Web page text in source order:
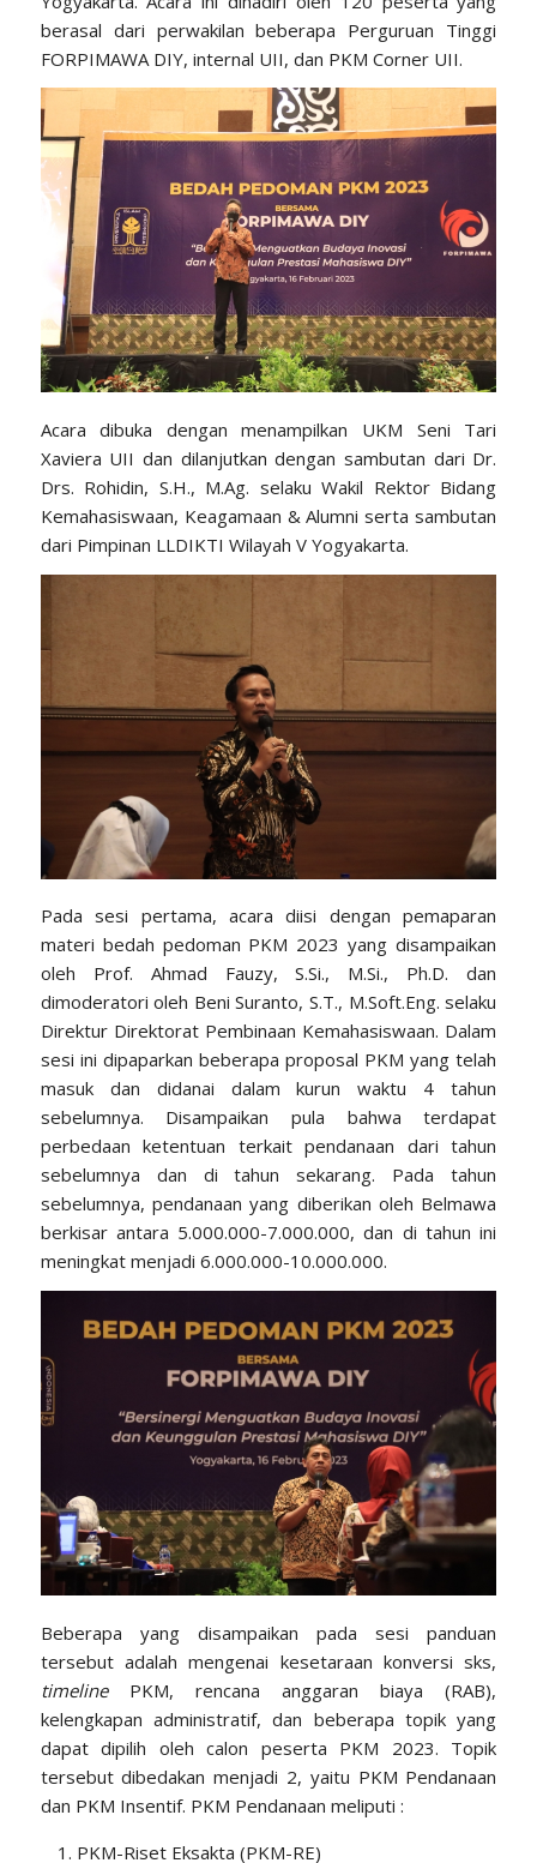
berasal dari perwakilan beberapa Perguruan Tinggi
FORPIMAWA DIY, internal UII, dan PKM Corner UII.
Acara dibuka dengan menampilkan UKM Seni Tari
Xaviera UII dan dilanjutkan dengan sambutan dari Dr.
Drs. Rohidin, S.H., M.Ag. selaku Wakil Rektor Bidang
Kemahasiswaan, Keagamaan & Alumni serta sambutan
dari Pimpinan LLDIKTI Wilayah V Yogyakarta.
Pada sesi pertama, acara diisi dengan pemaparan
materi bedah pedoman PKM 2023 yang disampaikan
oleh Prof. Ahmad Fauzy, S.Si., M.Si., Ph.D. dan
dimoderatori oleh Beni Suranto, S.T., M.Soft.Eng. selaku
Direktur Direktorat Pembinaan Kemahasiswaan. Dalam
sesi ini dipaparkan beberapa proposal PKM yang telah
masuk dan didanai dalam kurun waktu 4 tahun
sebelumnya. Disampaikan pula bahwa terdapat
perbedaan ketentuan terkait pendanaan dari tahun
sebelumnya dan di tahun sekarang. Pada tahun
sebelumnya, pendanaan yang diberikan oleh Belmawa
berkisar antara 5.000.000-7.000.000, dan di tahun ini
meningkat menjadi 6.000.000-10.000.000.
Beberapa yang disampaikan pada sesi panduan
tersebut adalah mengenai kesetaraan konversi sks,
timeline PKM, rencana anggaran biaya (RAB),
kelengkapan administratif, dan beberapa topik yang
dapat dipilih oleh calon peserta PKM 2023. Topik
tersebut dibedakan menjadi 2, yaitu PKM Pendanaan
dan PKM Insentif. PKM Pendanaan meliputi :
PKM-Riset Eksakta (PKM-RE)